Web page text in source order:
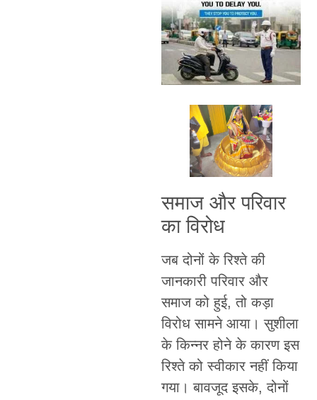
समाज और परिवार
का विरोध
जब दोनों के रिश्ते की
जानकारी परिवार और
समाज को हुई, तो कड़ा
विरोध सामने आया। सुशीला
के किन्नर होने के कारण इस
रिश्ते को स्वीकार नहीं किया
गया। बावजूद इसके, दोनों